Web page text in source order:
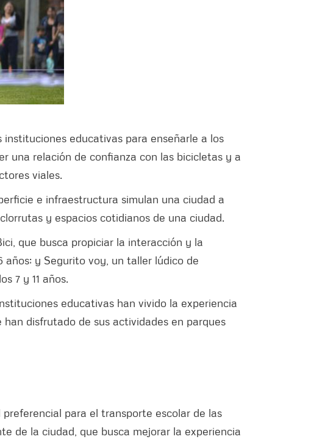
educativas para enseñarle a los
una relación de confianza con las bicicletas y a
viales.
e infraestructura simulan una ciudad a
y espacios cotidianos de una ciudad.
que busca propiciar la interacción y la
y Segurito voy, un taller lúdico de
7 y 11 años.
educativas han vivido la experiencia
disfrutado de sus actividades en parques
para el transporte escolar de las
de la ciudad, que busca mejorar la experiencia